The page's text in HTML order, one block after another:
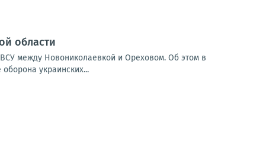
области
между Новониколаевкой и Ореховом. Об этом в
украинских...